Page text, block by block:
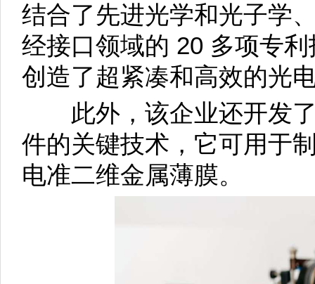
结合了先进光学和光子学
经接口领域的 20 多项专
创造了超紧凑和高效的光
此外，该企业还开发了
件的关键技术，它可用于
电准二维金属薄膜。